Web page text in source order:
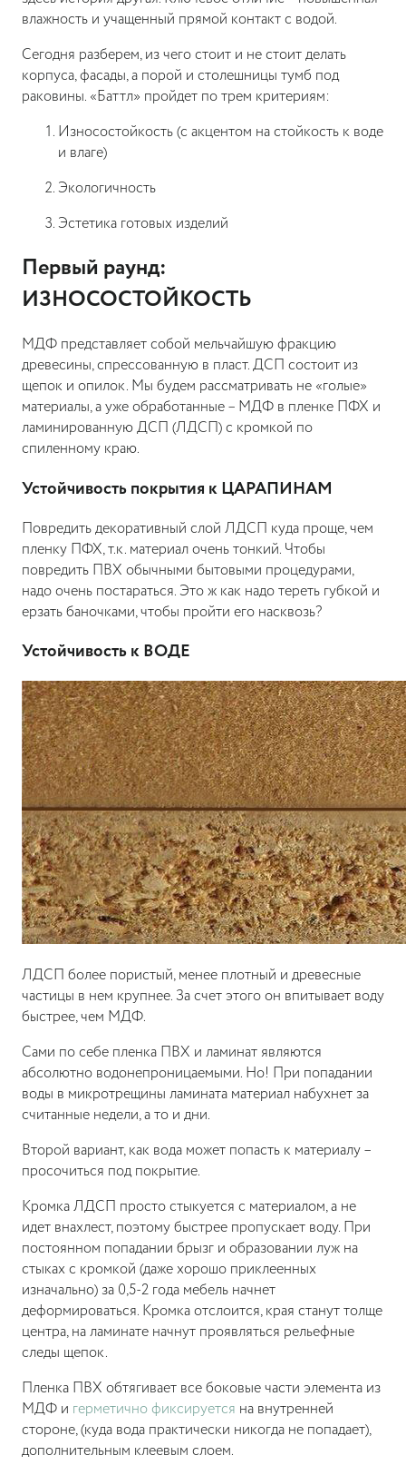
влажность и учащенный прямой контакт с водой.
Сегодня разберем, из чего стоит и не стоит делать
корпуса, фасады, а порой и столешницы тумб под
раковины. «Баттл» пройдет по трем критериям:
Износостойкость (с акцентом на стойкость к воде
и влаге)
Экологичность
Эстетика готовых изделий
Первый раунд:
ИЗНОСОСТОЙКОСТЬ
МДФ представляет собой мельчайшую фракцию
древесины, спрессованную в пласт. ДСП состоит из
щепок и опилок. Мы будем рассматривать не «голые»
материалы, а уже обработанные – МДФ в пленке ПФХ и
ламинированную ДСП (ЛДСП) с кромкой по
спиленному краю.
Устойчивость покрытия к ЦАРАПИНАМ
Повредить декоративный слой ЛДСП куда проще, чем
пленку ПФХ, т.к. материал очень тонкий. Чтобы
повредить ПВХ обычными бытовыми процедурами,
надо очень постараться. Это ж как надо тереть губкой и
ерзать баночками, чтобы пройти его насквозь?
Устойчивость к ВОДЕ
ЛДСП более пористый, менее плотный и древесные
частицы в нем крупнее. За счет этого он впитывает воду
быстрее, чем МДФ.
Сами по себе пленка ПВХ и ламинат являются
абсолютно водонепроницаемыми. Но! При попадании
воды в микротрещины ламината материал набухнет за
считанные недели, а то и дни.
Второй вариант, как вода может попасть к материалу –
просочиться под покрытие.
Кромка ЛДСП просто стыкуется с материалом, а не
идет внахлест, поэтому быстрее пропускает воду. При
постоянном попадании брызг и образовании луж на
стыках с кромкой (даже хорошо приклеенных
изначально) за 0,5-2 года мебель начнет
деформироваться. Кромка отслоится, края станут толще
центра, на ламинате начнут проявляться рельефные
следы щепок.
Пленка ПВХ обтягивает все боковые части элемента из
МДФ и герметично фиксируется на внутренней
стороне, (куда вода практически никогда не попадает),
дополнительным клеевым слоем.